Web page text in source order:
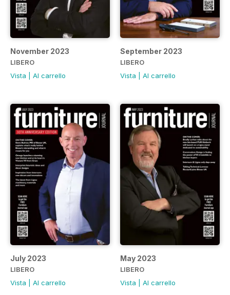
November 2023
LIBERO
Vista
Al carrello
September 2023
LIBERO
Vista
Al carrello
July 2023
LIBERO
Vista
Al carrello
May 2023
LIBERO
Vista
Al carrello